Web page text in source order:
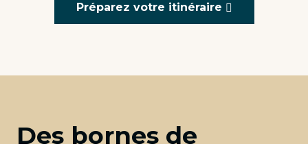
Préparez votre itinéraire
Des bornes de